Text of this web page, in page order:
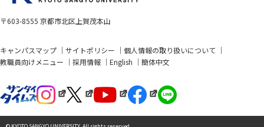
〒603-8555 京都市北区上賀茂本山
キャンパスマップ サイトポリシー
個人情報の取り扱いについて
教職員向けメニュー
採用情報 English 簡体中文